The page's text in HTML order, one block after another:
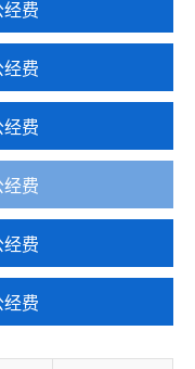
经费
经费
经费
经费
经费
经费